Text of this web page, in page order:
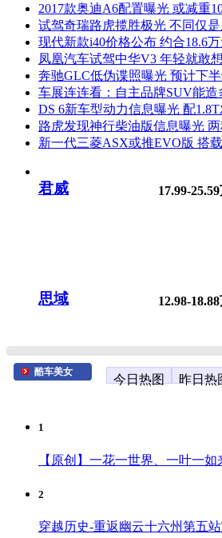
2017款奥迪A6配置曝光 或减重
试驾奇瑞路虎揽胜极光 不同仅
现代新款i40价格公布 约合18.6
凤凰汽车试驾中华V3 年轻就敢
奔驰GLC低伪谍照曝光 预计下
车展连连看：自主品牌SUV能造
DS 6新车型动力信息曝光 配
路虎发现神行柴油版信息曝光
新一代三菱ASX或推EVO版 搭
君威 17.99-
思域 12.98-
酷车美女
今日热图 昨日热
1
【原创】一花一世界、一叶一如
2
穿越历史-重返幽云十六州第五